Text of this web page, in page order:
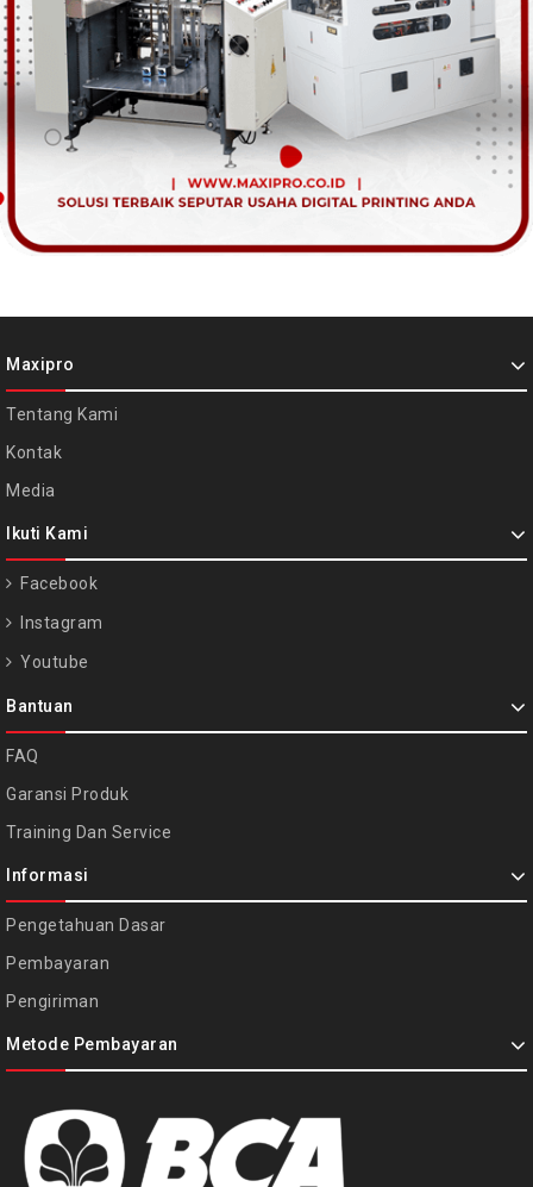
Maxipro
Tentang Kami
Kontak
Media
Ikuti Kami
Facebook
Instagram
Youtube
Bantuan
FAQ
Garansi Produk
Training Dan Service
Informasi
Pengetahuan Dasar
Pembayaran
Pengiriman
Metode Pembayaran